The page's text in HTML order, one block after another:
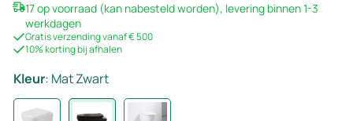
was:
€375,00.
is:
€249,00.
17 op voorraad (kan nabesteld worden), levering binnen 1-3
werkdagen
Gratis verzending vanaf € 500
10% korting bij afhalen
Kleur: Mat Zwart